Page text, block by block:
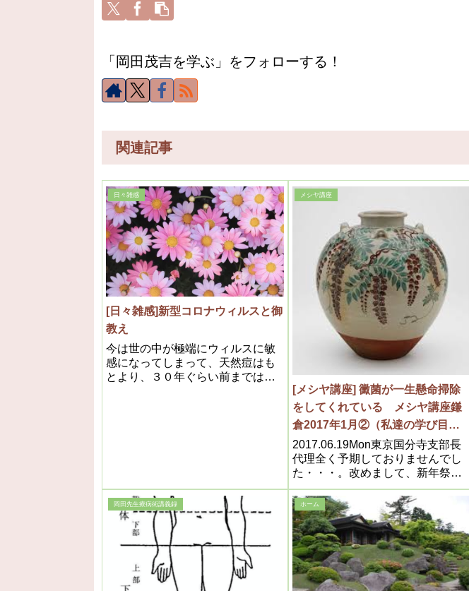
「岡田茂吉を学ぶ」をフォローする！
関連記事
日々雑感
[日々雑感]新型コロナウィルスと御
教え
今は世の中が極端にウィルスに敏
感になってしまって、天然痘はも
とより、３０年ぐらい前までは当
メシヤ講座
[メシヤ講座] 黴菌が一生懸命掃除
をしてくれている メシヤ講座鎌
倉2017年1月②（私達の学び目か
らウロコの内容より）
2017.06.19Mon東京国分寺支部長
代理全く予期しておりませんでし
た・・・。改めまして、新年祭お
めでとうございます。昨年の１２
月２０日に支部の発会のお許しを
いただきまして、そのご報告を御
降臨祭にさせていただいたわけで
すけれども、このメ...
岡田先生療病術講義録 ホーム